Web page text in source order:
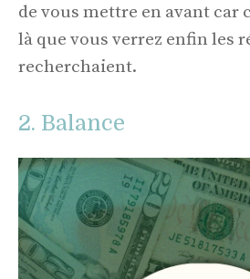
de vous mettre en avant car
là que vous verrez enfin les
recherchaient.
2. Balance